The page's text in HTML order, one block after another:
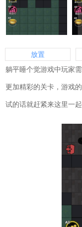
放置
躺平睡个觉游戏中玩家
更加精彩的关卡，游戏
试的话就赶紧来这里一起